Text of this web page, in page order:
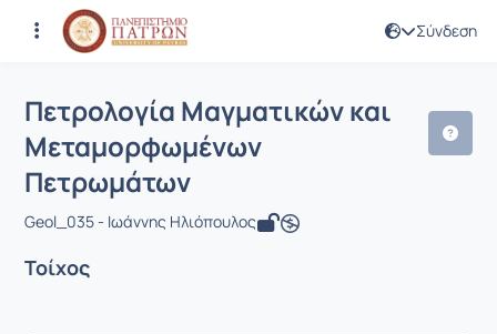
Σύνδεση
Μάθημα : Πετρολογία Μαγματικών
Κωδικός : GEO308
Πετρολογία Μαγματικών και
Μεταμορφωμένων
Πετρωμάτων
Geol_035 - Ιωάννης Ηλιόπουλος
Τοίχος